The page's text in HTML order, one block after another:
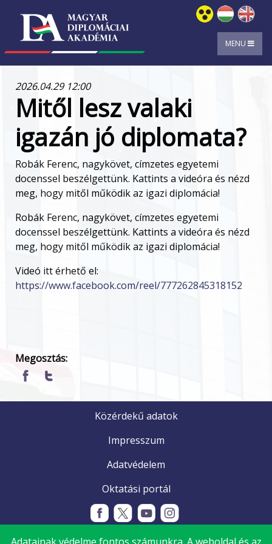
MENU
2026.04.29 12:00
Mitől lesz valaki
igazán jó diplomata?
Robák Ferenc, nagykövet, címzetes egyetemi
docenssel beszélgettünk. Kattints a videóra és nézd
meg, hogy mitől működik az igazi diplomácia!
Robák Ferenc, nagykövet, címzetes egyetemi
docenssel beszélgettünk. Kattints a videóra és nézd
meg, hogy mitől működik az igazi diplomácia!
Videó itt érhető el:
https://www.facebook.com/reel/777262845318152
Megosztás:
Közérdekű adatok
Impresszum
Adatvédelem
Oktatási portál